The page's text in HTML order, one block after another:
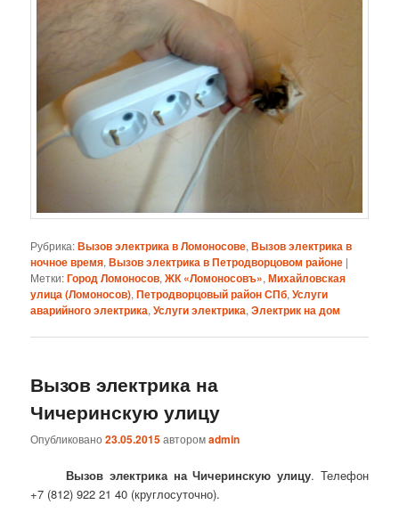
Рубрика:Вызов электрика в Ломоносове,Вызов электрика в
ночное время,Вызов электрика в Петродворцовом районе |
Метки:Город Ломоносов,ЖК «Ломоносовъ»,Михайловская
улица (Ломоносов),Петродворцовый район СПб,Услуги
аварийного электрика,Услуги электрика,Электрик на дом
Вызов электрика на
Чичеринскую улицу
Опубликовано23.05.2015авторомadmin
Вызов электрика на Чичеринскую улицу. Телефон
+7 (812) 922 21 40 (круглосуточно).